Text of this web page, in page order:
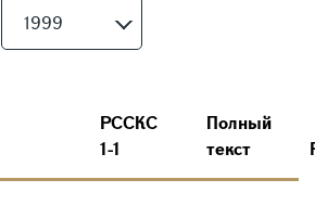
1999
РССКС
1-1
Полный
текст